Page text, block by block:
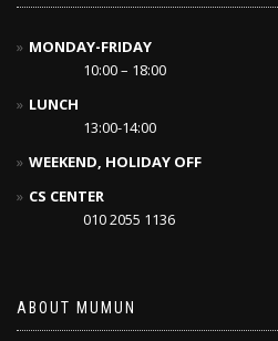
MONDAY-FRIDAY
10:00 – 18:00
LUNCH
13:00-14:00
WEEKEND, HOLIDAY OFF
CS CENTER
010 2055 1136
ABOUT MUMUN